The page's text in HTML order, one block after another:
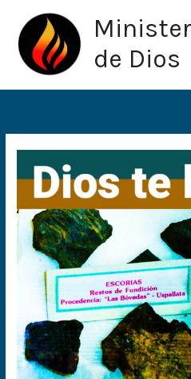
contenido
de Dios